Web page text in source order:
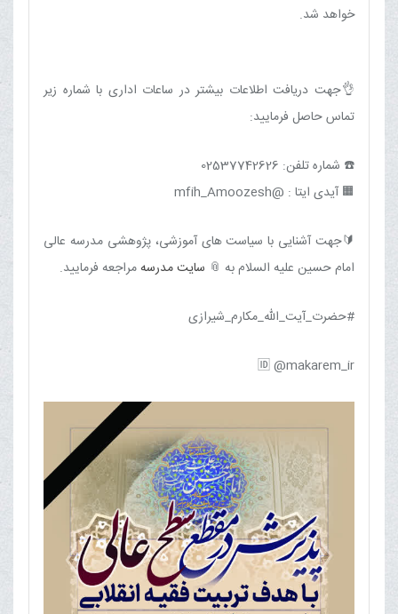
خواهد شد.
👌جهت دریافت اطلاعات بیشتر در ساعات اداری با شماره زیر
تماس حاصل فرمایید:
☎️ شماره تلفن: 02537742626
🟧 آیدی ایتا : @mfih_Amoozesh
🔰جهت آشنایی با سیاست های آموزشی، پژوهشی مدرسه عالی
امام حسین علیه السلام به 📎 سایت مدرسهمراجعه فرمایید.
#حضرت_آیت_الله_مکارم_شیرازی
🆔 @makarem_ir